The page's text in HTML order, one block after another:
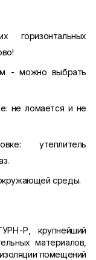
горизонтальных
- можно выбрать
не ломается и не
утеплитель
среды.
Р, крупнейший
материалов,
помещений